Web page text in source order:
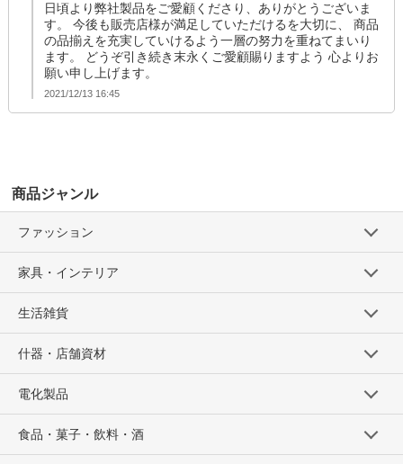
日頃より弊社製品をご愛顧くださり、ありがとうございま
す。 今後も販売店様が満足していただけるを大切に、 商品
の品揃えを充実していけるよう一層の努力を重ねてまいり
ます。 どうぞ引き続き末永くご愛顧賜りますよう 心よりお
願い申し上げます。
2021/12/13 16:45
商品ジャンル
ファッション
家具・インテリア
生活雑貨
什器・店舗資材
電化製品
食品・菓子・飲料・酒